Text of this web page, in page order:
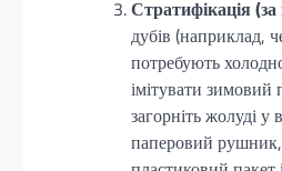
Стратифікація
дубів (наприклад,
потребують
імітувати зимовий
загорніть жолуді
паперовий рушник,